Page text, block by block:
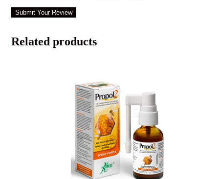
Submit Your Review
Related products